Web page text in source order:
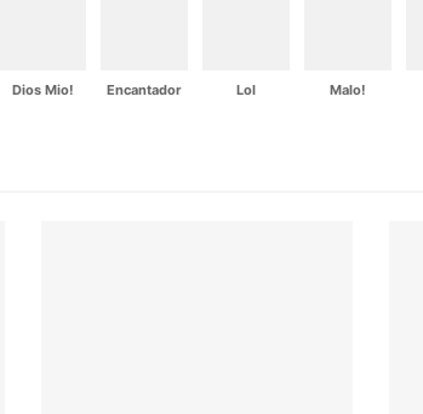
Dios Mio! Encantador Lol Malo!